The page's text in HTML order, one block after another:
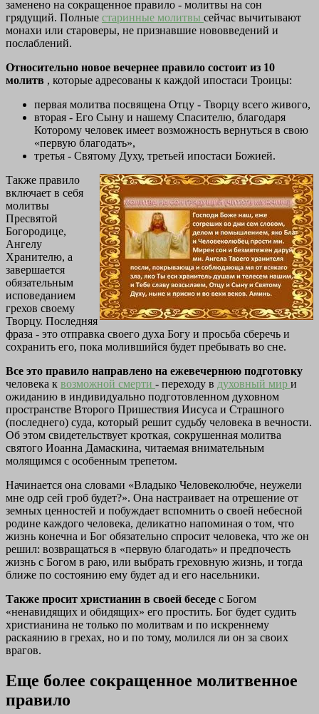
заменено на сокращенное правило - молитвы на сон
грядущий. Полные старинные молитвы сейчас вычитывают
монахи или староверы, не признавшие нововведений и
послаблений.
Относительно новое вечернее правило состоит из 10
молитв , которые адресованы к каждой ипостаси Троицы:
первая молитва посвящена Отцу - Творцу всего живого,
вторая - Его Сыну и нашему Спасителю, благодаря
Которому человек имеет возможность вернуться в свою
«первую благодать»,
третья - Святому Духу, третьей ипостаси Божией.
Также правило
включает в себя
молитвы
Пресвятой
Богородице,
Ангелу
Хранителю, а
завершается
обязательным
исповеданием
грехов своему
Творцу. Последняя
фраза - это отправка своего духа Богу и просьба сберечь и
сохранить его, пока молившийся будет пребывать во сне.
Все это правило направлено на ежевечернюю подготовку
человека к возможной смерти - переходу в духовный мир и
ожиданию в индивидуально подготовленном духовном
пространстве Второго Пришествия Иисуса и Страшного
(последнего) суда, который решит судьбу человека в вечности.
Об этом свидетельствует кроткая, сокрушенная молитва
святого Иоанна Дамаскина, читаемая внимательным
молящимся с особенным трепетом.
Начинается она словами «Владыко Человеколюбче, неужели
мне одр сей гроб будет?». Она настраивает на отрешение от
земных ценностей и побуждает вспомнить о своей небесной
родине каждого человека, деликатно напоминая о том, что
жизнь конечна и Бог обязательно спросит человека, что же он
решил: возвращаться в «первую благодать» и предпочесть
жизнь с Богом в раю, или выбрать греховную жизнь, и тогда
ближе по состоянию ему будет ад и его насельники.
Также просит христианин в своей беседе с Богом
«ненавидящих и обидящих» его простить. Бог будет судить
христианина не только по молитвам и по искреннему
раскаянию в грехах, но и по тому, молился ли он за своих
врагов.
Еще более сокращенное молитвенное
правило